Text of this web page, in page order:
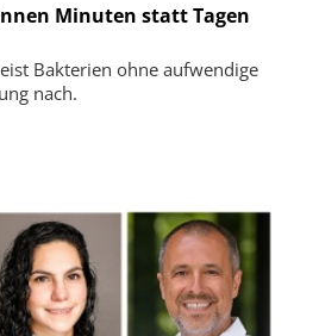
Minuten statt Tagen
Bakterien ohne aufwendige
nach.